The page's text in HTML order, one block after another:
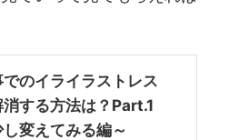
のイライラストレス
消する方法は？Part.1
し変えてみる編～